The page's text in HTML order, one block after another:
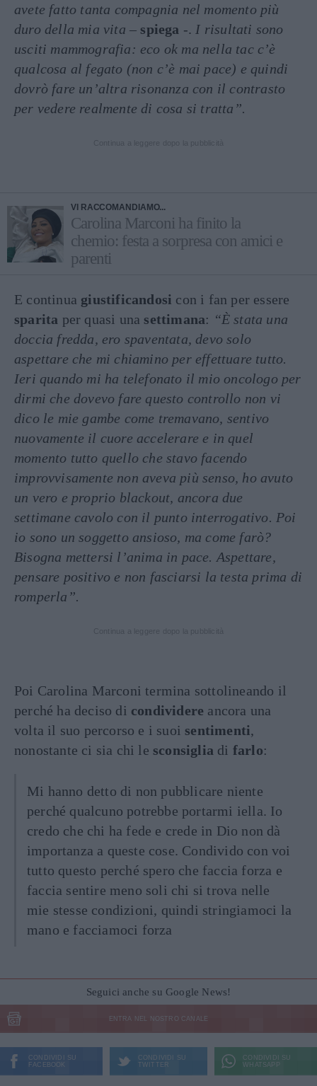
avete fatto tanta compagnia nel momento più
duro della mia vita – spiega -. I risultati sono
usciti mammografia: eco ok ma nella tac c’è
qualcosa al fegato (non c’è mai pace) e quindi
dovrò fare un’altra risonanza con il contrasto
per vedere realmente di cosa si tratta”.
VI RACCOMANDIAMO...
Carolina Marconi ha finito la
chemio: festa a sorpresa con amici e
parenti
E continua giustificandosi con i fan per essere
sparita per quasi una settimana: “È stata una
doccia fredda, ero spaventata, devo solo
aspettare che mi chiamino per effettuare tutto.
Ieri quando mi ha telefonato il mio oncologo per
dirmi che dovevo fare questo controllo non vi
dico le mie gambe come tremavano, sentivo
nuovamente il cuore accelerare e in quel
momento tutto quello che stavo facendo
improvvisamente non aveva più senso, ho avuto
un vero e proprio blackout, ancora due
settimane cavolo con il punto interrogativo. Poi
io sono un soggetto ansioso, ma come farò?
Bisogna mettersi l’anima in pace. Aspettare,
pensare positivo e non fasciarsi la testa prima di
romperla”.
Poi Carolina Marconi termina sottolineando il
perché ha deciso di condividere ancora una
volta il suo percorso e i suoi sentimenti,
nonostante ci sia chi le sconsiglia di farlo:
Mi hanno detto di non pubblicare niente
perché qualcuno potrebbe portarmi iella. Io
credo che chi ha fede e crede in Dio non dà
importanza a queste cose. Condivido con voi
tutto questo perché spero che faccia forza e
faccia sentire meno soli chi si trova nelle
mie stesse condizioni, quindi stringiamoci la
mano e facciamoci forza
Seguici anche su Google News!
ENTRA NEL NOSTRO CANALE
CONDIVIDI SU
FACEBOOK
CONDIVIDI SU
TWITTER
CONDIVIDI SU
WHATSAPP